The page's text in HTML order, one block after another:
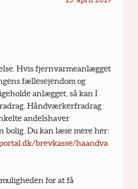
Hvis fjernvarmeanlægget
fællesejendom og
anlægget, så kan I
Håndværkerfradrag
andelshaver
energirenoverer egen bolig. Du kan læse mere her:
brevkasse/haandva
for at få